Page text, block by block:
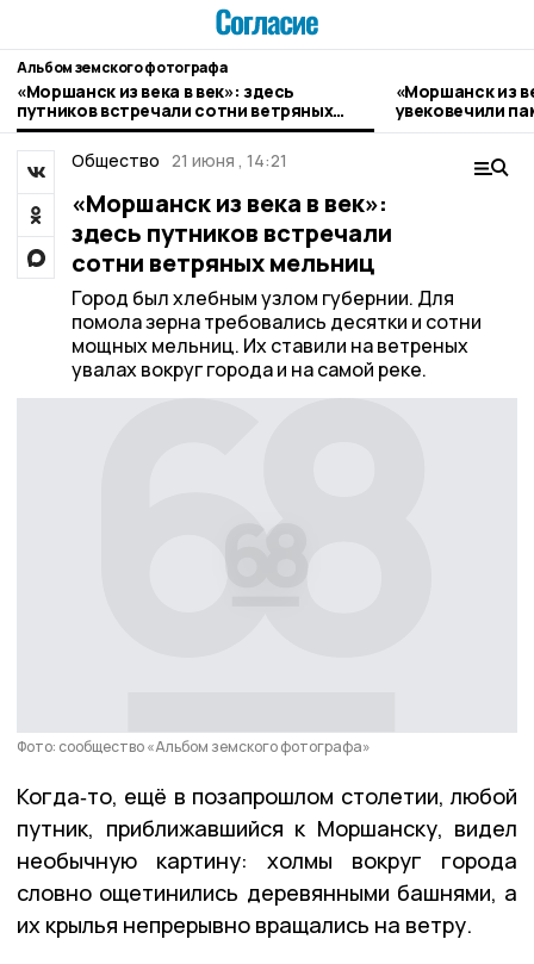
Альбом земского фотографа
«Моршанск из века в век»: здесь
путников встречали сотни ветряных
мельниц
«Моршанск из
увековечили
императрицы
Общество 21 июня , 14:21
«Моршанск из века в век»:
здесь путников встречали
сотни ветряных мельниц
Город был хлебным узлом губернии. Для
помола зерна требовались десятки и сотни
мощных мельниц. Их ставили на ветреных
увалах вокруг города и на самой реке.
Фото: сообщество «Альбом земского фотографа»
Когда‑то, ещё в позапрошлом столетии, любой
путник, приближавшийся к Моршанску, видел
необычную картину: холмы вокруг города
словно ощетинились деревянными башнями, а
их крылья непрерывно вращались на ветру.